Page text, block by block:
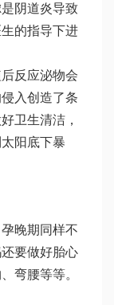
阴道炎导致
的指导下进
反应泌物会
入创造了条
卫生清洁，
阳底下暴
晚期同样不
要做好胎心
弯腰等等。